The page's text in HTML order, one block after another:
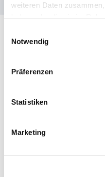
weiteren Daten
haben oder die sie im
Notwendig
Präferenzen
Statistiken
Marketing
Spezifikationen